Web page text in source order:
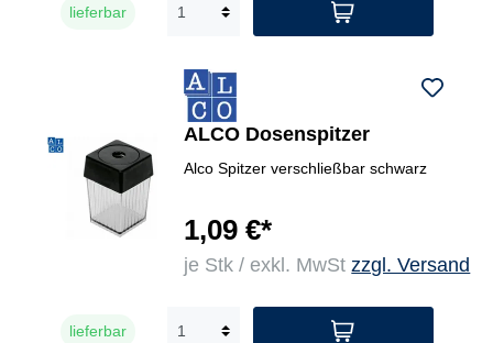
lieferbar
ALCO Dosenspitzer
Alco Spitzer verschließbar schwarz
1,09 €*
je Stk / exkl. MwStzzgl. Versand
lieferbar